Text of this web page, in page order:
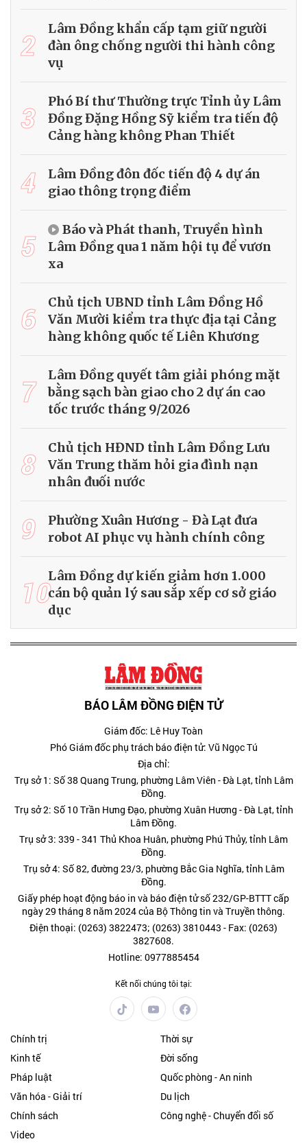
2
Lâm Đồng khẩn cấp tạm giữ người
đàn ông chống người thi hành công
vụ
3
Phó Bí thư Thường trực Tỉnh ủy Lâm
Đồng Đặng Hồng Sỹ kiểm tra tiến độ
Cảng hàng không Phan Thiết
4
Lâm Đồng đôn đốc tiến độ 4 dự án
giao thông trọng điểm
5
Báo và Phát thanh, Truyền hình
Lâm Đồng qua 1 năm hội tụ để vươn
xa
6
Chủ tịch UBND tỉnh Lâm Đồng Hồ
Văn Mười kiểm tra thực địa tại Cảng
hàng không quốc tế Liên Khương
7
Lâm Đồng quyết tâm giải phóng mặt
bằng sạch bàn giao cho 2 dự án cao
tốc trước tháng 9/2026
8
Chủ tịch HĐND tỉnh Lâm Đồng Lưu
Văn Trung thăm hỏi gia đình nạn
nhân đuối nước
9
Phường Xuân Hương - Đà Lạt đưa
robot AI phục vụ hành chính công
10Lâm Đồng dự kiến giảm hơn 1.000
cán bộ quản lý sau sắp xếp cơ sở giáo
dục
BÁO LÂM ĐỒNG ĐIỆN TỬ
Giám đốc: Lê Huy Toàn
Phó Giám đốc phụ trách báo điện tử: Vũ Ngọc Tú
Địa chỉ:
Trụ sở 1: Số 38 Quang Trung, phường Lâm Viên - Đà Lạt, tỉnh Lâm
Đồng.
Trụ sở 2: Số 10 Trần Hưng Đạo, phường Xuân Hương - Đà Lạt, tỉnh
Lâm Đồng.
Trụ sở 3: 339 - 341 Thủ Khoa Huân, phường Phú Thủy, tỉnh Lâm
Đồng.
Trụ sở 4: Số 82, đường 23/3, phường Bắc Gia Nghĩa, tỉnh Lâm
Đồng.
Giấy phép hoạt động báo in và báo điện tử số 232/GP-BTTT cấp
ngày 29 tháng 8 năm 2024 của Bộ Thông tin và Truyền thông.
Điện thoại: (0263) 3822473; (0263) 3810443 - Fax: (0263)
3827608.
Hotline: 0977885454
Kết nối chúng tôi tại:
Chính trị
Thời sự
Kinh tế
Đời sống
Pháp luật
Quốc phòng - An ninh
Văn hóa - Giải trí
Du lịch
Chính sách
Công nghệ - Chuyển đổi số
Video